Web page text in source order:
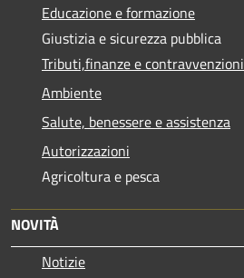
Educazione e formazione
Giustizia e sicurezza pubblica
Tributi,finanze e contravvenzioni
Ambiente
Salute, benessere e assistenza
Autorizzazioni
Agricoltura e pesca
NOVITÀ
Notizie